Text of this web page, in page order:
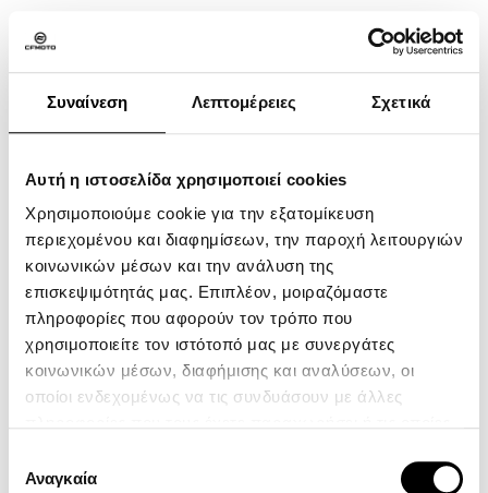
Συναίνεση Λεπτομέρειες Σχετικά
Αυτή η ιστοσελίδα χρησιμοποιεί cookies
Χρησιμοποιούμε cookie για την εξατομίκευση
περιεχομένου και διαφημίσεων, την παροχή λειτουργιών
κοινωνικών μέσων και την ανάλυση της
επισκεψιμότητάς μας. Επιπλέον, μοιραζόμαστε
πληροφορίες που αφορούν τον τρόπο που
χρησιμοποιείτε τον ιστότοπό μας με συνεργάτες
κοινωνικών μέσων, διαφήμισης και αναλύσεων, οι
οποίοι ενδεχομένως να τις συνδυάσουν με άλλες
των υπηρεσιών τους.
συγκατάθεσης
Αναγκαία
ΠΛΑΙΝΑ
ΑΕΡΟΔΥΝΑΜΙΚΑ
ΒΟΗΘΗΜΑΤΑ
ATV
SXS
MOTORCYCLE
YOUTH SERIES
CFMOTO Ride App